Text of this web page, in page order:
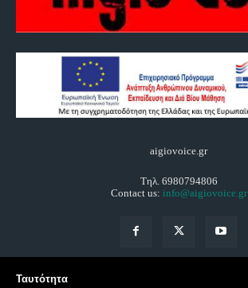
aigiovoice.gr
Τηλ. 6980794806
Contact us: info@aigiovoice.gr
Ταυτότητα